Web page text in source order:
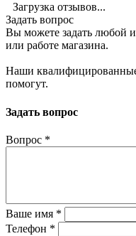
Загрузка отзывов...
Задать вопрос
Вы можете задать любой
или работе магазина.
Наши
помогут.
Задать вопрос
Вопрос *
Ваше имя *
Телефон *